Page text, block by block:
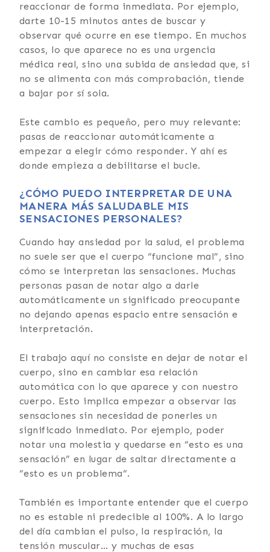
reaccionar de forma inmediata. Por ejemplo,
darte 10-15 minutos antes de buscar y
observar qué ocurre en ese tiempo. En muchos
casos, lo que aparece no es una urgencia
médica real, sino una subida de ansiedad que, si
no se alimenta con más comprobación, tiende
a bajar por sí sola.
Este cambio es pequeño, pero muy relevante:
pasas de reaccionar automáticamente a
empezar a elegir cómo responder. Y ahí es
donde empieza a debilitarse el bucle.
¿CÓMO PUEDO INTERPRETAR DE UNA
MANERA MÁS SALUDABLE MIS
SENSACIONES PERSONALES?
Cuando hay ansiedad por la salud, el problema
no suele ser que el cuerpo “funcione mal”, sino
cómo se interpretan las sensaciones. Muchas
personas pasan de notar algo a darle
automáticamente un significado preocupante
no dejando apenas espacio entre sensación e
interpretación.
El trabajo aquí no consiste en dejar de notar el
cuerpo, sino en cambiar esa relación
automática con lo que aparece y con nuestro
cuerpo. Esto implica empezar a observar las
sensaciones sin necesidad de ponerles un
significado inmediato. Por ejemplo, poder
notar una molestia y quedarse en “esto es una
sensación” en lugar de saltar directamente a
“esto es un problema”.
También es importante entender que el cuerpo
no es estable ni predecible al 100%. A lo largo
del día cambian el pulso, la respiración, la
tensión muscular… y muchas de esas